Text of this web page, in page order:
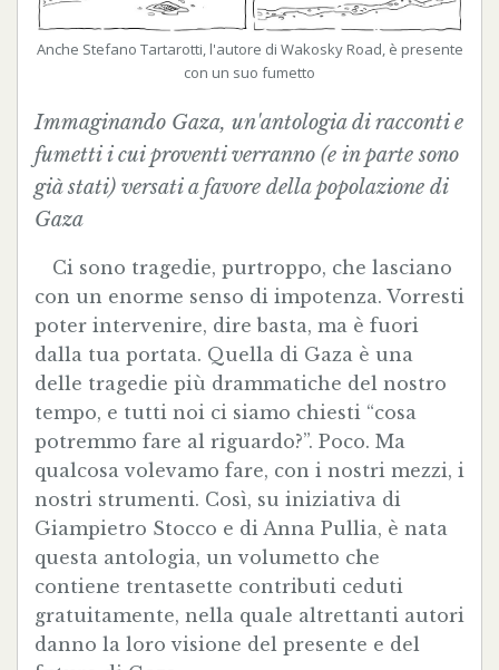
Anche Stefano Tartarotti, l'autore di Wakosky Road, è presente
con un suo fumetto
Immaginando Gaza, un'antologia di racconti e
fumetti i cui proventi verranno (e in parte sono
già stati) versati a favore della popolazione di
Gaza
Ci sono tragedie, purtroppo, che lasciano
con un enorme senso di impotenza. Vorresti
poter intervenire, dire basta, ma è fuori
dalla tua portata. Quella di Gaza è una
delle tragedie più drammatiche del nostro
tempo, e tutti noi ci siamo chiesti “cosa
potremmo fare al riguardo?”. Poco. Ma
qualcosa volevamo fare, con i nostri mezzi, i
nostri strumenti. Così, su iniziativa di
Giampietro Stocco e di Anna Pullia, è nata
questa antologia, un volumetto che
contiene trentasette contributi ceduti
gratuitamente, nella quale altrettanti autori
danno la loro visione del presente e del